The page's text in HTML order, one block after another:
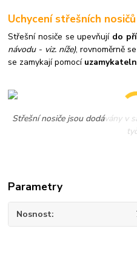
Uchycení střešních nosičů
Střešní nosiče se upevňují do
návodu - viz. níže), rovnoměrně
se zamykají pomocí
Střešní nosiče jsou dodávány v
Parametry
Nosnost